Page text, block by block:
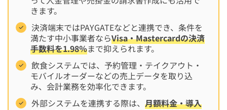
きます。
決済端末ではPAYGATEなどと連携でき、条件を
満たす中小事業者ならVisa・Mastercardの決済
手数料を1.98％まで抑えられます。
飲食システムでは、予約管理・テイクアウト・
モバイルオーダーなどの売上データを取り込
み、会計業務を効率化できます。
外部システムを連携する際は、月額料金・導入